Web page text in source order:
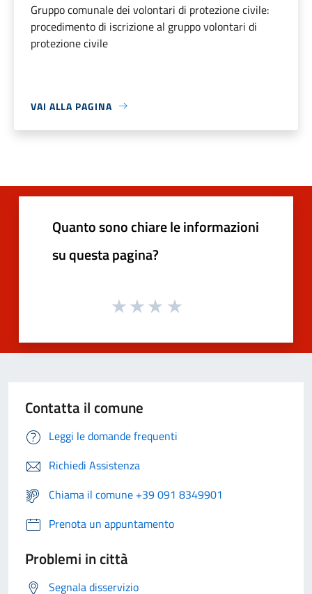
Gruppo comunale dei volontari di protezione civile:
procedimento di iscrizione al gruppo volontari di
protezione civile
VAI ALLA PAGINA
Quanto sono chiare le informazioni
su questa pagina?
Contatta il comune
Leggi le domande frequenti
Richiedi Assistenza
Chiama il comune +39 091 8349901
Prenota un appuntamento
Problemi in città
Segnala disservizio